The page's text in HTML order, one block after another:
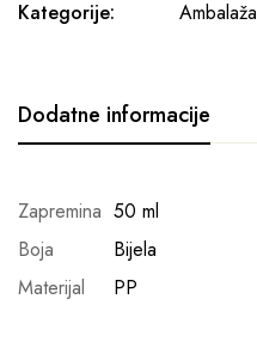
Kategorije:
Ambalaža
Dodatne informacije
Zapremina 50 ml
Boja
Bijela
Materijal
PP